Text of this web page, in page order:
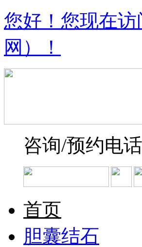
您好！您现在
网）！
咨询/预约电话
首页
胆囊结石